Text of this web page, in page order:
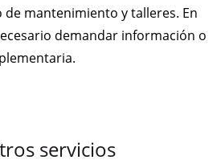
mantenimiento y talleres. En
demandar información o
servicios